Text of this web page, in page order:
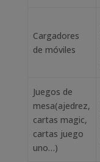
Cargadores
de móviles
Juegos de
mesa(ajedrez,
cartas magic,
cartas juego
uno…)